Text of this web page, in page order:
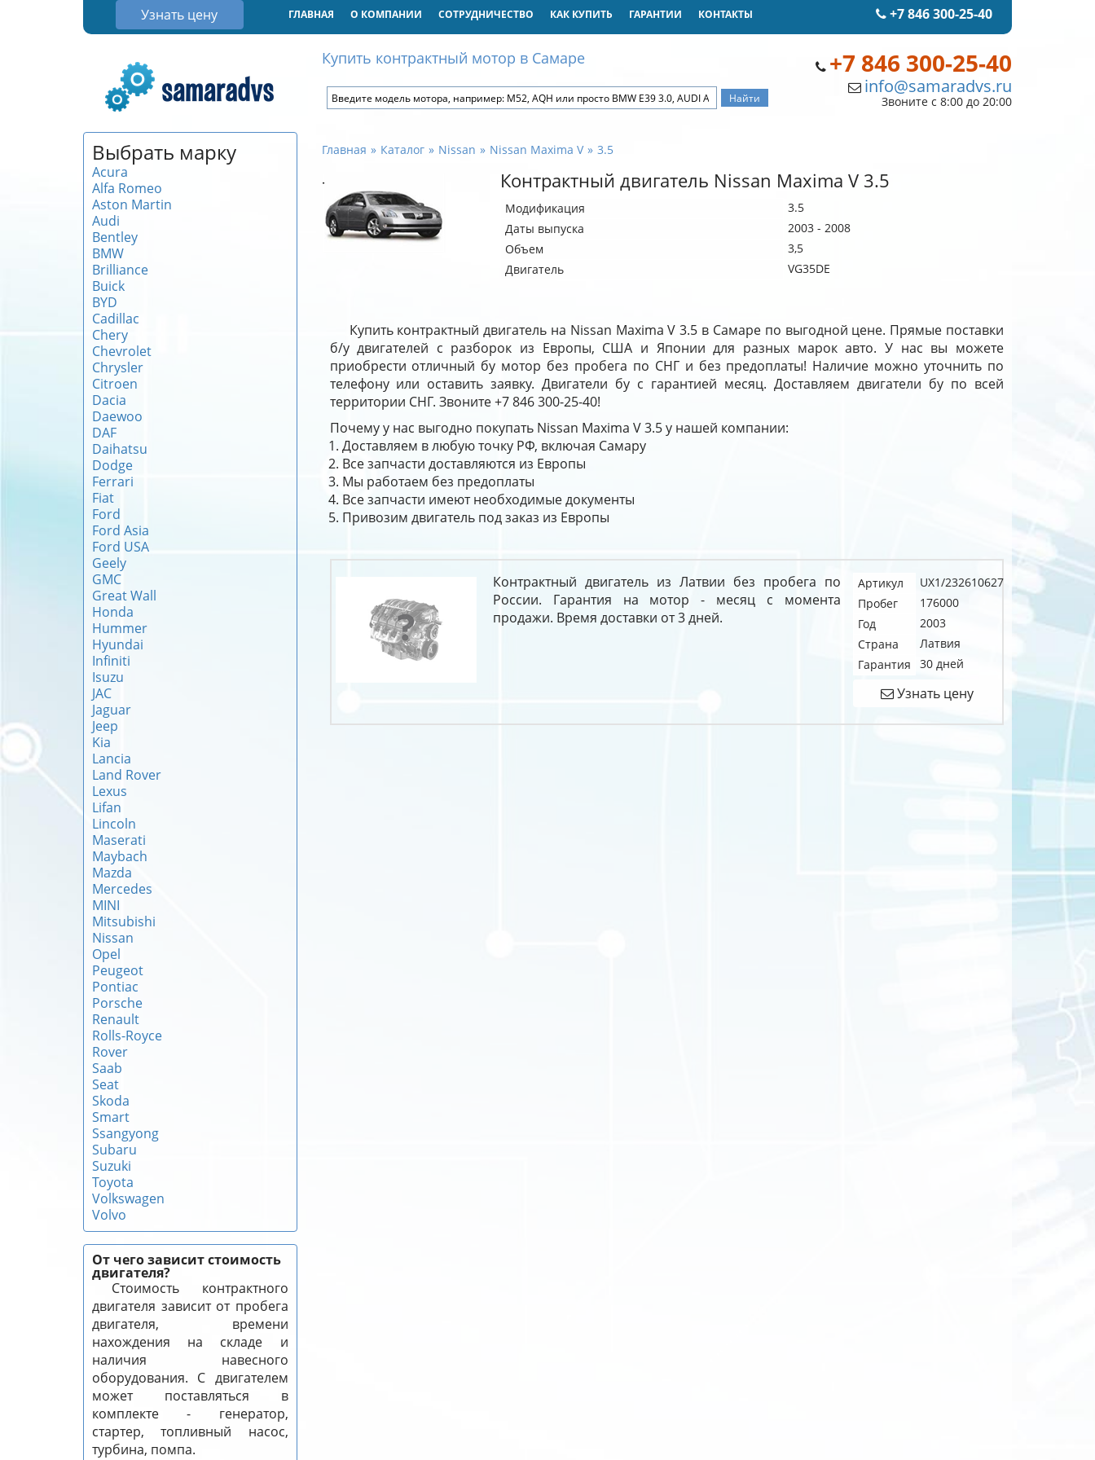
Узнать цену +7 846 300-25-40
ГЛАВНАЯ О КОМПАНИИ СОТРУДНИЧЕСТВО КАК КУПИТЬ ГАРАНТИИ КОНТАКТЫ
+7 846 300-25-40
info@samaradvs.ru
Звоните с 8:00 до 20:00
Купить контрактный мотор в Самаре
Выбрать марку
Acura
Alfa Romeo
Aston Martin
Audi
Bentley
BMW
Brilliance
Buick
BYD
Cadillac
Chery
Chevrolet
Chrysler
Citroen
Dacia
Daewoo
DAF
Daihatsu
Dodge
Ferrari
Fiat
Ford
Ford Asia
Ford USA
Geely
GMC
Great Wall
Honda
Hummer
Hyundai
Infiniti
Isuzu
JAC
Jaguar
Jeep
Kia
Lancia
Land Rover
Lexus
Lifan
Lincoln
Maserati
Maybach
Mazda
Mercedes
MINI
Mitsubishi
Nissan
Opel
Peugeot
Pontiac
Porsche
Renault
Rolls-Royce
Rover
Saab
Seat
Skoda
Smart
Ssangyong
Subaru
Suzuki
Toyota
Volkswagen
Volvo
От чего зависит стоимость
двигателя?
Стоимость контрактного
двигателя зависит от пробега
двигателя, времени
нахождения на складе и
наличия навесного
оборудования. С двигателем
может поставляться в
комплекте - генератор,
стартер, топливный насос,
турбина, помпа.
Главная Каталог Nissan Nissan Maxima V 3.5
Контрактный двигатель Nissan Maxima V 3.5
Модификация
3.5
Даты выпуска
2003 - 2008
Объем
3,5
Двигатель
VG35DE
Купить контрактный двигатель на Nissan Maxima V 3.5 в Самаре по выгодной цене. Прямые поставки
б/у двигателей с разборок из Европы, США и Японии для разных марок авто. У нас вы можете
приобрести отличный бу мотор без пробега по СНГ и без предоплаты! Наличие можно уточнить по
телефону или оставить заявку. Двигатели бу с гарантией месяц. Доставляем двигатели бу по всей
территории СНГ. Звоните +7 846 300-25-40!
Почему у нас выгодно покупать Nissan Maxima V 3.5 у нашей компании:
Доставляем в любую точку РФ, включая Самару
Все запчасти доставляются из Европы
Мы работаем без предоплаты
Все запчасти имеют необходимые документы
Привозим двигатель под заказ из Европы
Контрактный двигатель из Латвии без пробега по
России. Гарантия на мотор - месяц с момента
продажи. Время доставки от 3 дней.
Артикул
UX1/232610627
Пробег
176000
Год
2003
Страна
Латвия
Гарантия
30 дней
Узнать цену